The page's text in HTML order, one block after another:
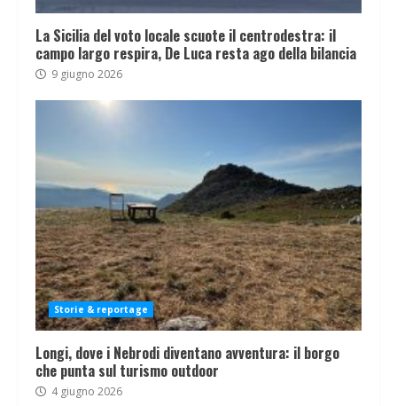
La Sicilia del voto locale scuote il centrodestra: il
campo largo respira, De Luca resta ago della bilancia
9 giugno 2026
Storie & reportage
Longi, dove i Nebrodi diventano avventura: il borgo
che punta sul turismo outdoor
4 giugno 2026